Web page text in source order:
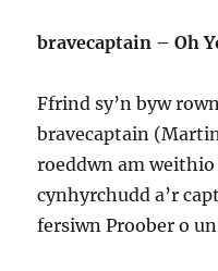
bravecaptain – Oh
Ffrind sy’n byw
bravecaptain
roeddwn am
cynhyrchudd a’r
fersiwn Proober o